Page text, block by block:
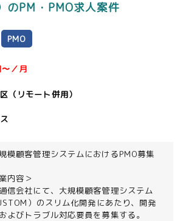
のPM・PMO求人案件
PMO
／月
（リモート併用）
模顧客管理システムにおけるPMO募集
内容＞
信会社にて、大規模顧客管理システム
）のスリム化開発にあたり、開発
よびトラブル対応要員を募集する。